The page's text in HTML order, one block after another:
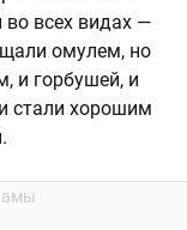
во всех видах —
омулем, но
и горбушей, и
стали хорошим